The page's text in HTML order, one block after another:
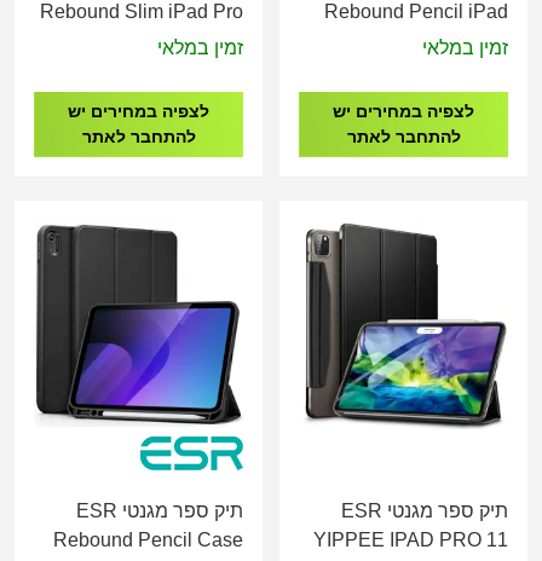
Rebound Pencil iPad
Pro 11 2021 / 2022
זמין במלאי
לצפיה במחירים יש
להתחבר לאתר
Rebound Slim iPad Pro
11 Case 2020 & 2018
זמין במלאי
לצפיה במחירים יש
להתחבר לאתר
תיק ספר מגנטי ESR
YIPPEE IPAD PRO 11
תיק ספר מגנטי ESR
Rebound Pencil Case